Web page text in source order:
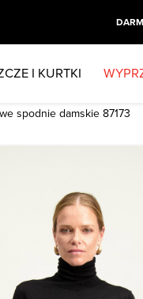
I KURTKI
spodnie damskie 87173